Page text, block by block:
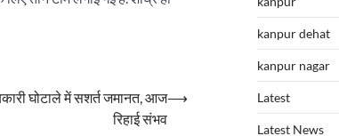
घोटाले में सशर्त जमानत, आज
रिहाई संभव
⟶
kanpur dehat
kanpur nagar
Latest
Latest News